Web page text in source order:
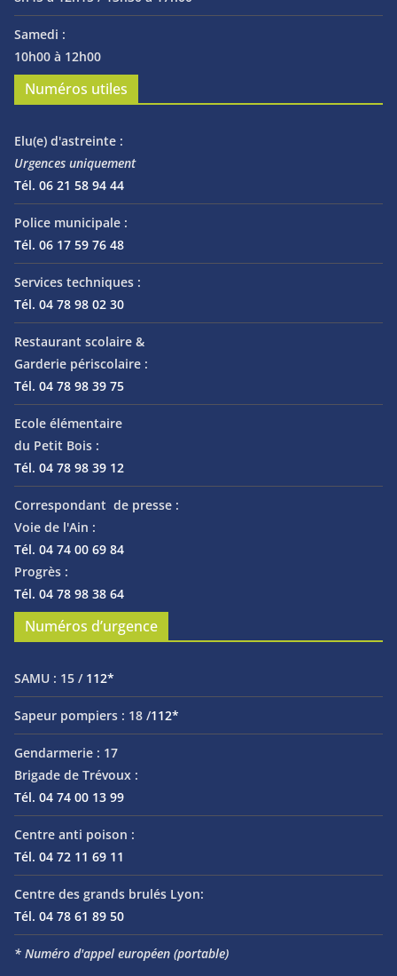
Samedi :
10h00 à 12h00
Numéros utiles
Elu(e) d'astreinte :
Urgences uniquement
Tél. 06 21 58 94 44
Police municipale :
Tél. 06 17 59 76 48
Services techniques :
Tél. 04 78 98 02 30
Restaurant scolaire &
Garderie périscolaire :
Tél. 04 78 98 39 75
Ecole élémentaire
du Petit Bois :
Tél. 04 78 98 39 12
Correspondant de presse :
Voie de l'Ain :
Tél. 04 74 00 69 84
Progrès :
Tél. 04 78 98 38 64
Numéros d’urgence
SAMU : 15 / 112*
Sapeur pompiers : 18 /112*
Gendarmerie : 17
Brigade de Trévoux :
Tél. 04 74 00 13 99
Centre anti poison :
Tél. 04 72 11 69 11
Centre des grands brulés Lyon:
Tél. 04 78 61 89 50
* Numéro d'appel européen (portable)